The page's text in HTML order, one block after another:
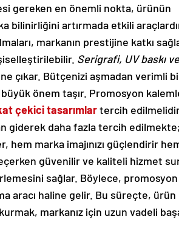
gereken en önemli nokta, ürünün
bilinirliğini artırmada etkili
markanın prestijine katkı
Serigrafi, UV baskı
çıkar. Bütçenizi aşmadan verimli
büyük önem taşır. Promosyon
çekici tasarımlartercih
giderek daha fazla tercih edilmekte;
marka imajınızı güçlendirir
güvenilir ve kaliteli hizmet
sağlar. Böylece, promosyon
aracı haline gelir. Bu süreçte, ürün
markanız için uzun vadeli